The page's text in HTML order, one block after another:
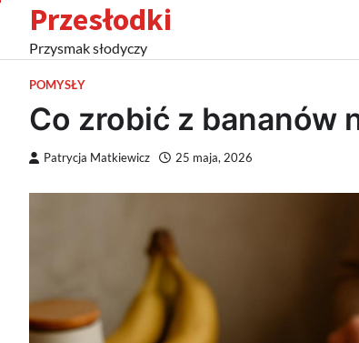
content
Przesłodki
Przysmak słodyczy
POMYSŁY
Co zrobić z bananów
Patrycja Matkiewicz 25 maja, 2026